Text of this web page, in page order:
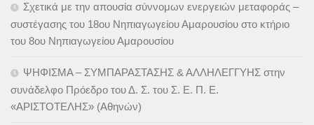
Σχετικά με την απουσία σύννομων ενεργειών μεταφοράς –
συστέγασης του 18ου Νηπιαγωγείου Αμαρουσίου στο κτήριο
του 8ου Νηπιαγωγείου Αμαρουσίου
ΨΗΦΙΣΜΑ – ΣΥΜΠΑΡΑΣΤΑΣΗΣ & ΑΛΛΗΛΕΓΓΥΗΣ στην
συνάδελφο Πρόεδρο του Δ. Σ. του Σ. Ε. Π. Ε.
«ΑΡΙΣΤΟΤΕΛΗΣ» (Αθηνών)